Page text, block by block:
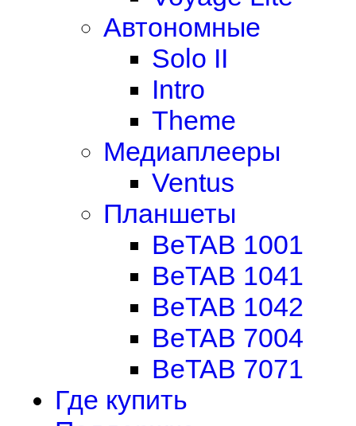
Автономные
Solo II
Intro
Theme
Медиаплееры
Ventus
Планшеты
BeTAB 1001
BeTAB 1041
BeTAB 1042
BeTAB 7004
BeTAB 7071
Где купить